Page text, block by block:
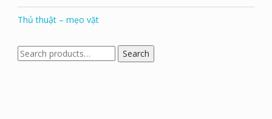
Thủ thuật – mẹo vặt
Search
for:
Search